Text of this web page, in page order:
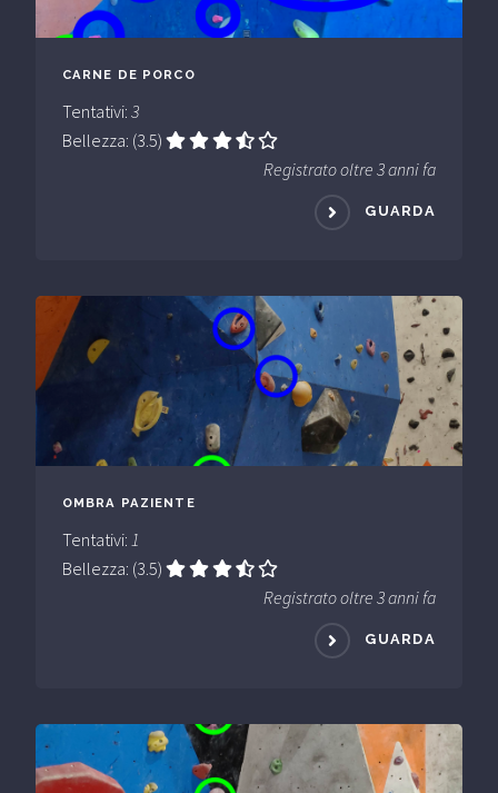
CARNE DE PORCO
Tentativi: 3
Bellezza: (3.5)
Registrato oltre 3 anni fa
GUARDA
OMBRA PAZIENTE
Tentativi: 1
Bellezza: (3.5)
Registrato oltre 3 anni fa
GUARDA